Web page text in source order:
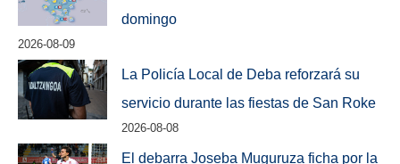
domingo
2026-08-09
La Policía Local de Deba reforzará su
servicio durante las fiestas de San Roke
2026-08-08
El debarra Joseba Muguruza ficha por la